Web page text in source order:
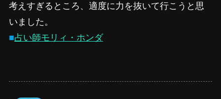
考えすぎるところ、適度に力を抜いて行こうと思
いました。
■占い師モリィ・ホンダ